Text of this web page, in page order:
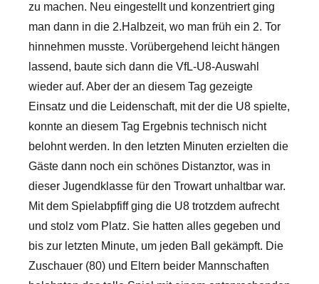
zu machen. Neu eingestellt und konzentriert ging
man dann in die 2.Halbzeit, wo man früh ein 2. Tor
hinnehmen musste. Vorübergehend leicht hängen
lassend, baute sich dann die VfL-U8-Auswahl
wieder auf. Aber der an diesem Tag gezeigte
Einsatz und die Leidenschaft, mit der die U8 spielte,
konnte an diesem Tag Ergebnis technisch nicht
belohnt werden. In den letzten Minuten erzielten die
Gäste dann noch ein schönes Distanztor, was in
dieser Jugendklasse für den Trowart unhaltbar war.
Mit dem Spielabpfiff ging die U8 trotzdem aufrecht
und stolz vom Platz. Sie hatten alles gegeben und
bis zur letzten Minute, um jeden Ball gekämpft. Die
Zuschauer (80) und Eltern beider Mannschaften